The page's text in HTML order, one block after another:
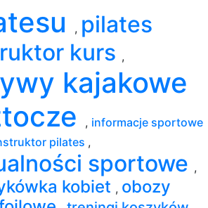
, pilates
kurs ,
kajakowe
, informacje sportowe
pilates ,
sportowe ,
kobiet , obozy